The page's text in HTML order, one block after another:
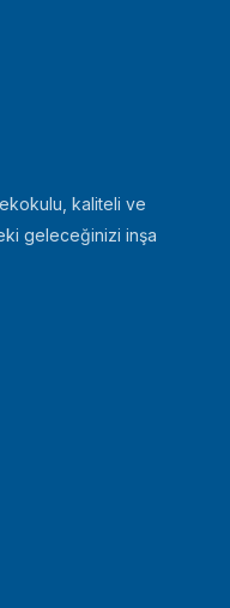
kaliteli ve
geleceğinizi inşa